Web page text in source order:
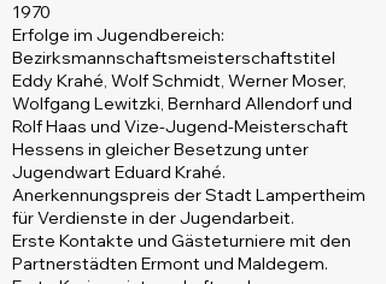
1970
Erfolge im Jugendbereich:
Bezirksmannschaftsmeisterschaftstitel
Eddy Krahé, Wolf Schmidt, Werner Moser,
Wolfgang Lewitzki, Bernhard Allendorf und
Rolf Haas und Vize-Jugend-Meisterschaft
Hessens in gleicher Besetzung unter
Jugendwart Eduard Krahé.
Anerkennungspreis der Stadt Lampertheim
für Verdienste in der Jugendarbeit.
Erste Kontakte und Gästeturniere mit den
Partnerstädten Ermont und Maldegem.